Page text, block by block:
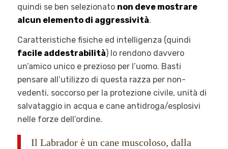
quindi se ben selezionato non deve mostrare
alcun elemento di aggressività.
Caratteristiche fisiche ed intelligenza (quindi
facile addestrabilità) lo rendono davvero
un’amico unico e prezioso per l’uomo. Basti
pensare all’utilizzo di questa razza per non-
vedenti, soccorso per la protezione civile, unità di
salvataggio in acqua e cane antidroga/esplosivi
nelle forze dell’ordine.
Il Labrador è un cane muscoloso, dalla